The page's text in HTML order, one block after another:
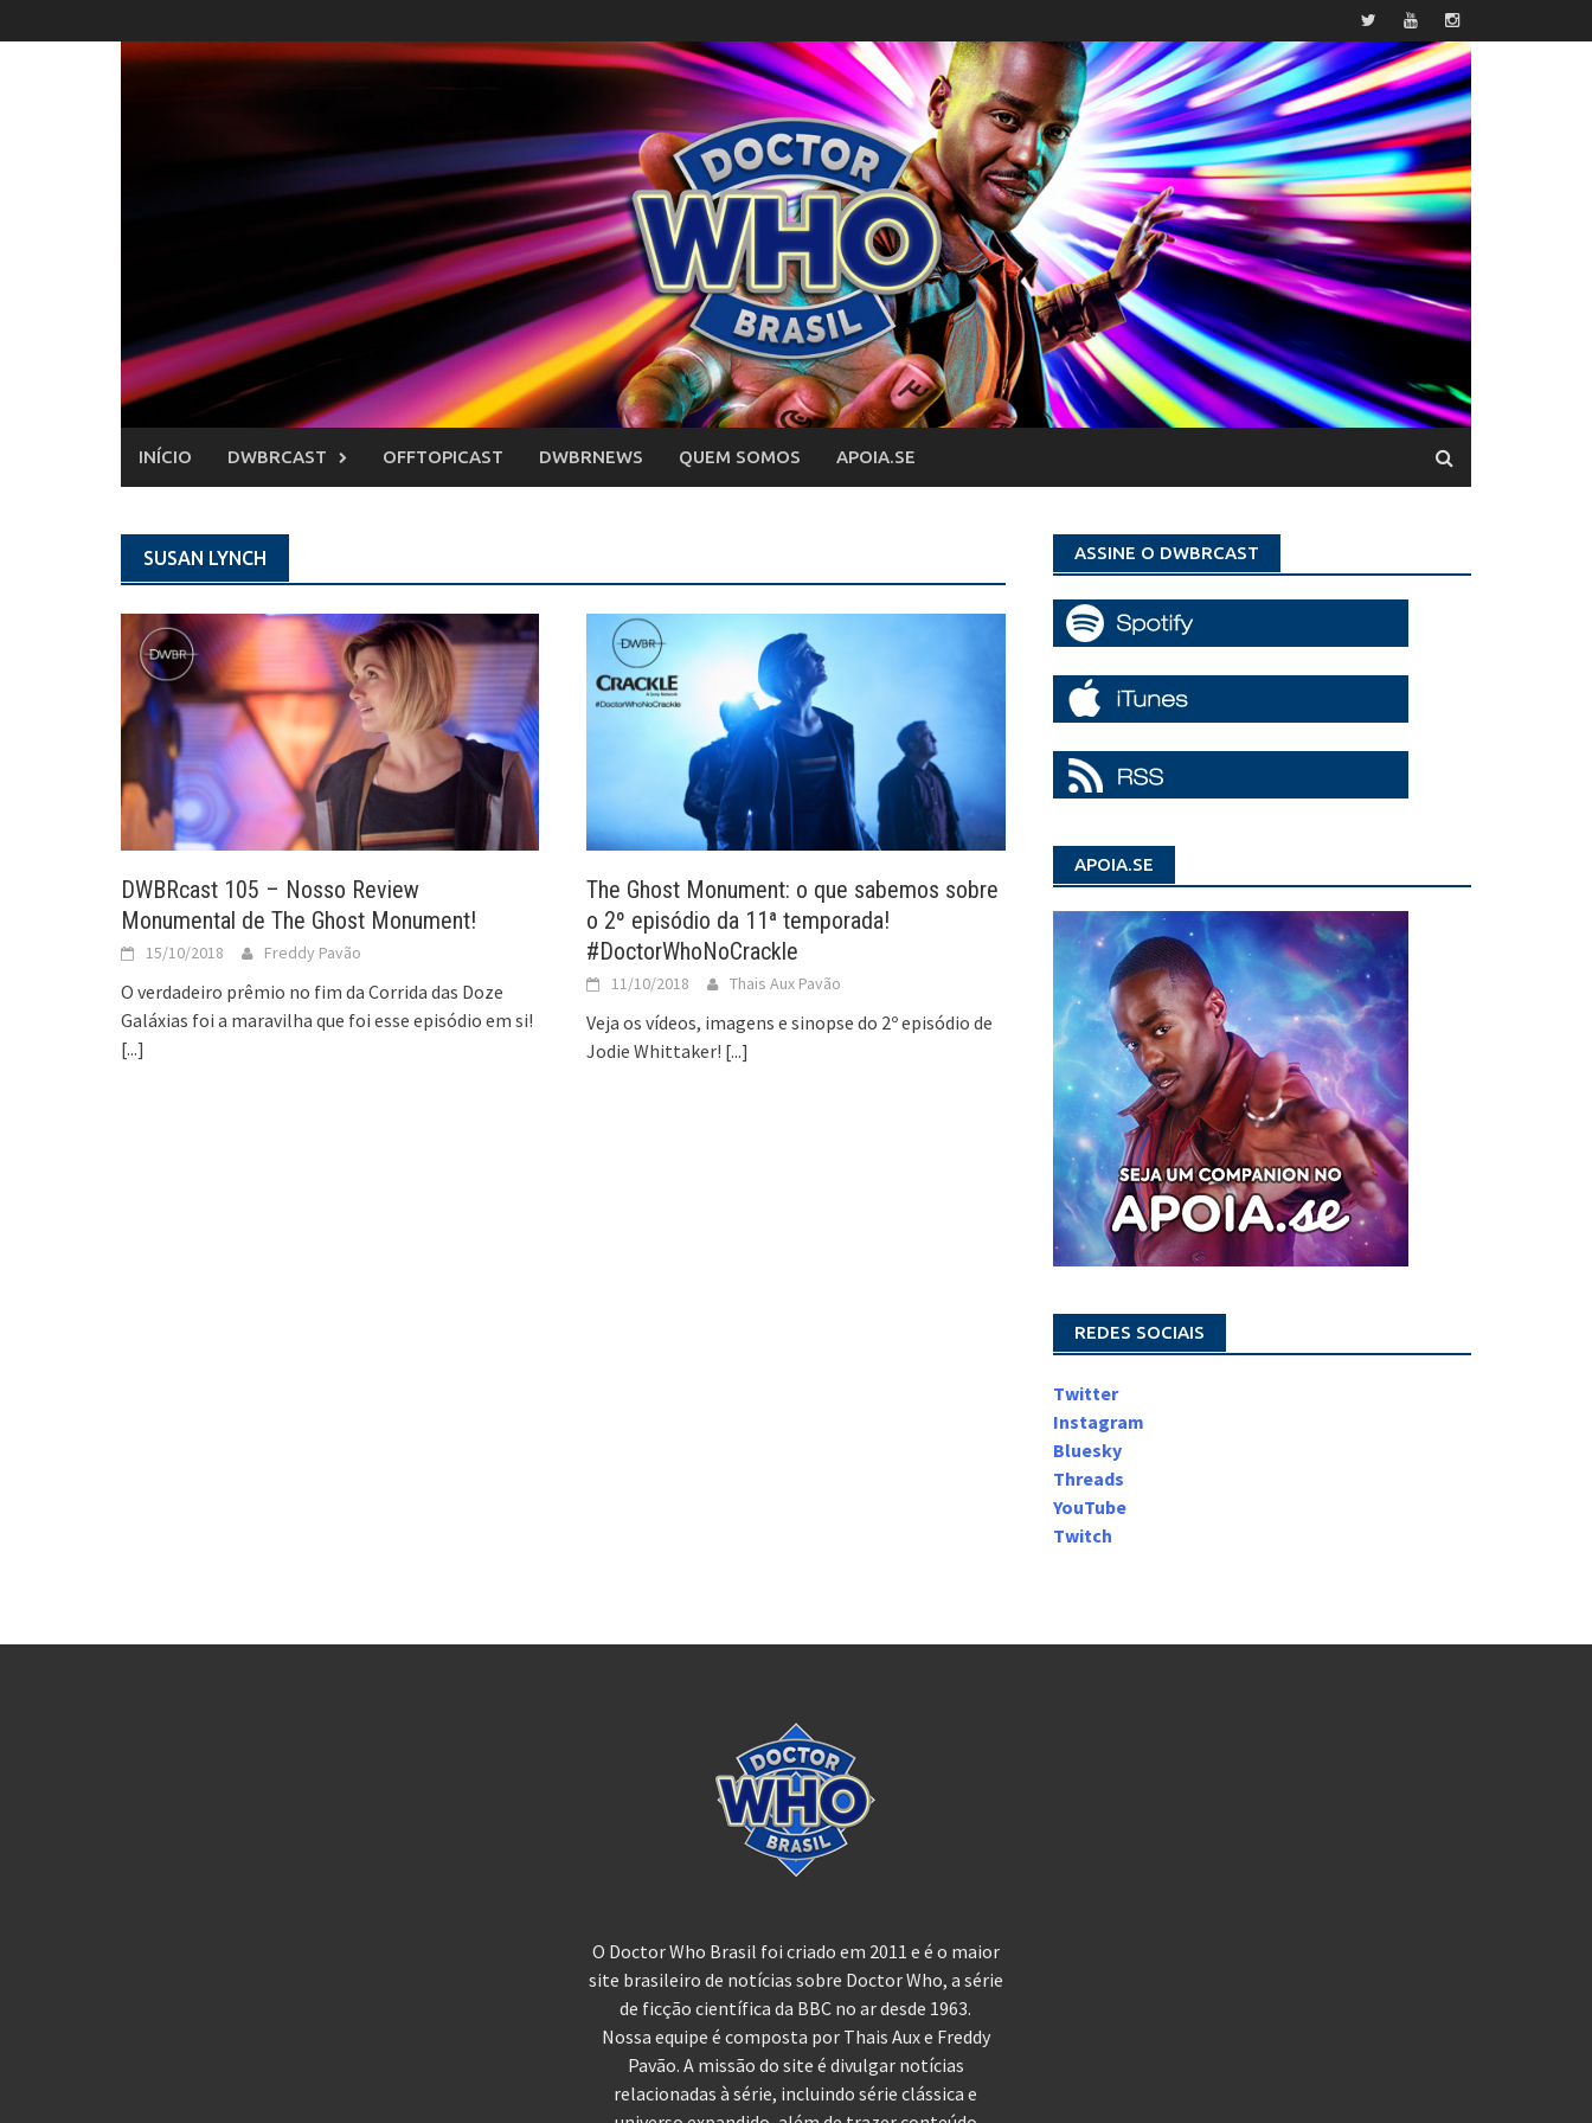
to
INÍCIO DWBRCAST OFFTOPICAST DWBRNEWS QUEM SOMOS APOIA.SE
SUSAN LYNCH
DWBRcast 105 – Nosso Review
Monumental de The Ghost Monument!
15/10/2018 Freddy Pavão
O verdadeiro prêmio no fim da Corrida das Doze
Galáxias foi a maravilha que foi esse episódio em si!
[...]
The Ghost Monument: o que sabemos sobre
o 2º episódio da 11ª temporada!
#DoctorWhoNoCrackle
11/10/2018 Thais Aux Pavão
Veja os vídeos, imagens e sinopse do 2º episódio de
Jodie Whittaker! [...]
ASSINE O DWBRCAST
APOIA.SE
REDES SOCIAIS
Twitter
Instagram
Bluesky
Threads
YouTube
Twitch
O Doctor Who Brasil foi criado em 2011 e é o maior
site brasileiro de notícias sobre Doctor Who, a série
de ficção científica da BBC no ar desde 1963.
Nossa equipe é composta por Thais Aux e Freddy
Pavão. A missão do site é divulgar notícias
relacionadas à série, incluindo série clássica e